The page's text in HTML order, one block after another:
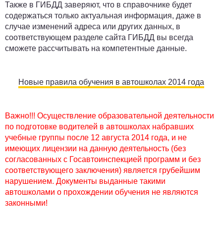
Также в ГИБДД заверяют, что в справочнике будет
содержаться только актуальная информация, даже в
случае изменений адреса или других данных, в
соответствующем разделе сайта ГИБДД вы всегда
сможете рассчитывать на компетентные данные.
Новые правила обучения в автошколах 2014 года
Важно!!! Осуществление образовательной деятельности
по подготовке водителей в автошколах набравших
учебные группы после 12 августа 2014 года, и не
имеющих лицензии на данную деятельность (без
согласованных с Госавтоинспекцией программ и без
соответствующего заключения) является грубейшим
нарушением. Документы выданные такими
автошколами о прохождении обучения не являются
законными!